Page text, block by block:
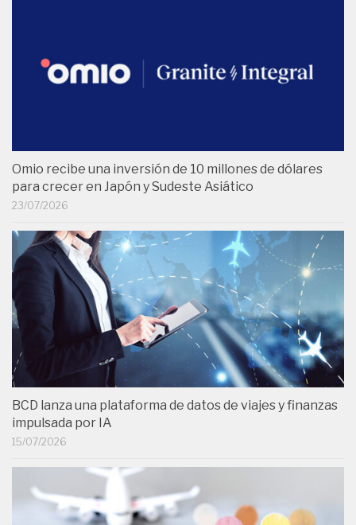
Omio recibe una inversión de 10 millones de dólares
para crecer en Japón y Sudeste Asiático
23/07/2026
BCD lanza una plataforma de datos de viajes y finanzas
impulsada por IA
15/07/2026